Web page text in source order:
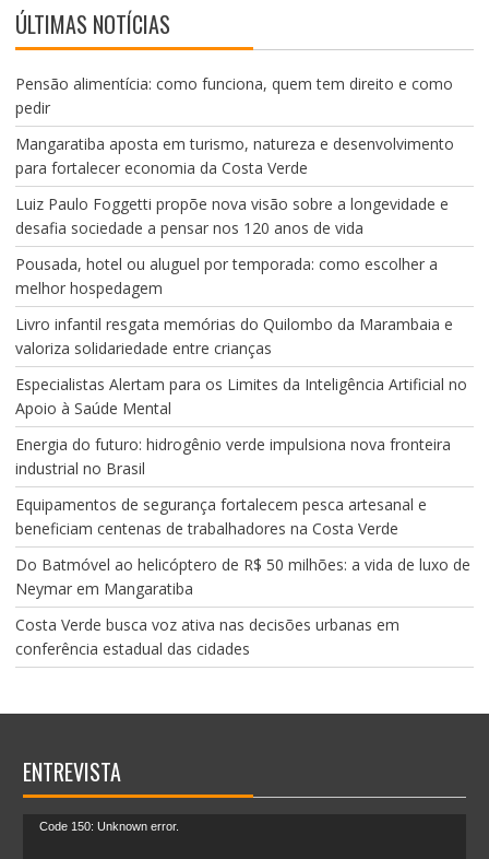
ÚLTIMAS NOTÍCIAS
Pensão alimentícia: como funciona, quem tem direito e como
pedir
Mangaratiba aposta em turismo, natureza e desenvolvimento
para fortalecer economia da Costa Verde
Luiz Paulo Foggetti propõe nova visão sobre a longevidade e
desafia sociedade a pensar nos 120 anos de vida
Pousada, hotel ou aluguel por temporada: como escolher a
melhor hospedagem
Livro infantil resgata memórias do Quilombo da Marambaia e
valoriza solidariedade entre crianças
Especialistas Alertam para os Limites da Inteligência Artificial no
Apoio à Saúde Mental
Energia do futuro: hidrogênio verde impulsiona nova fronteira
industrial no Brasil
Equipamentos de segurança fortalecem pesca artesanal e
beneficiam centenas de trabalhadores na Costa Verde
Do Batmóvel ao helicóptero de R$ 50 milhões: a vida de luxo de
Neymar em Mangaratiba
Costa Verde busca voz ativa nas decisões urbanas em
conferência estadual das cidades
ENTREVISTA
Tocador
Code 150: Unknown error.